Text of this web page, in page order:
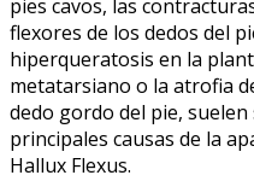
pies cavos, las
flexores de los dedos del
hiperqueratosis en la
metatarsiano o la atrofia
dedo gordo del pie, suelen
principales causas de la
Hallux Flexus.